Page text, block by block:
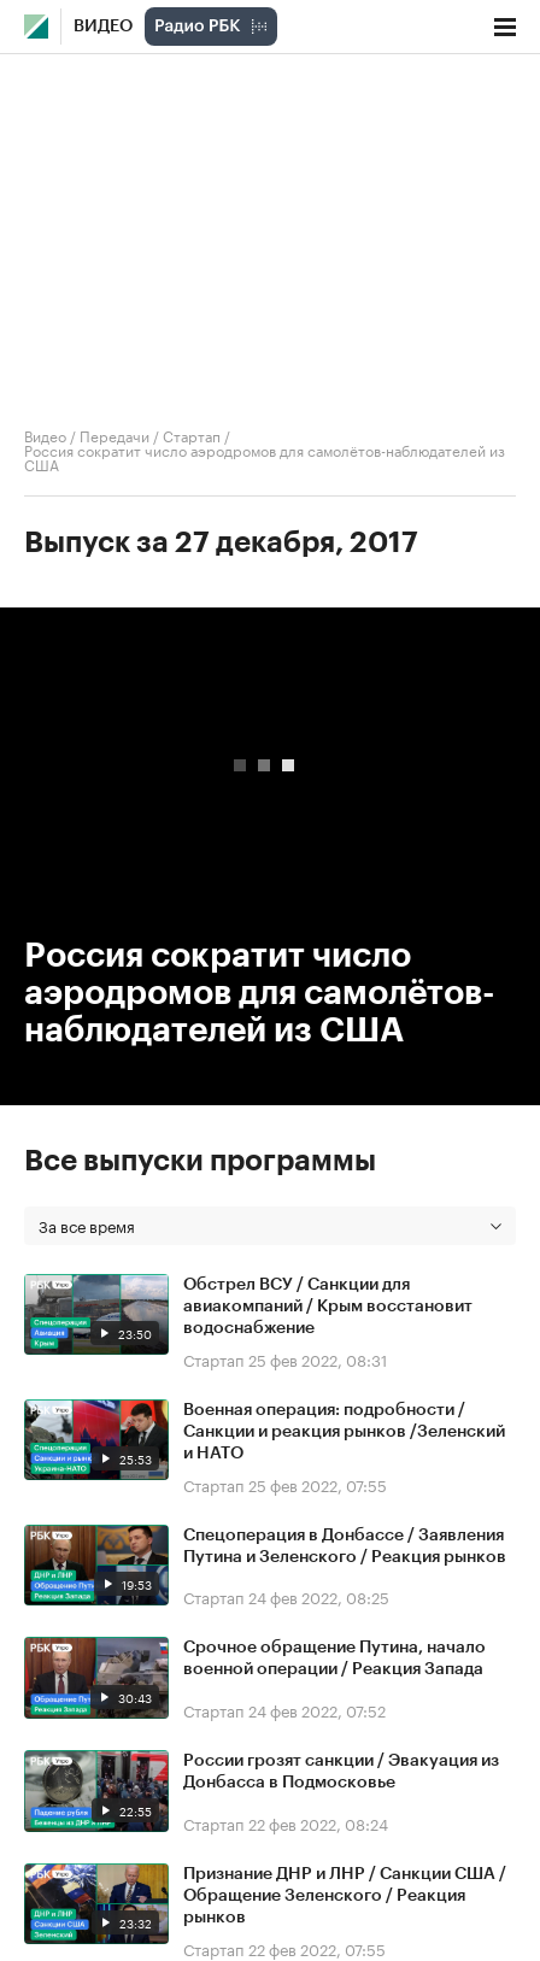
ВИДЕО
Видео / Передачи /Стартап /
Россия сократит число аэродромов для самолётов-наблюдателей из
США
Выпуск за 27 декабря, 2017
Россия сократит число
аэродромов для самолётов-
наблюдателей из США
Все выпуски программы
За все время
23:50
Обстрел ВСУ / Санкции для
авиакомпаний / Крым восстановит
водоснабжение
Стартап 25 фев 2022, 08:31
25:53
Военная операция: подробности /
Санкции и реакция рынков /Зеленский
и НАТО
Стартап 25 фев 2022, 07:55
19:53
Спецоперация в Донбассе / Заявления
Путина и Зеленского / Реакция рынков
Стартап 24 фев 2022, 08:25
30:43
Срочное обращение Путина, начало
военной операции / Реакция Запада
Стартап 24 фев 2022, 07:52
22:55
России грозят санкции / Эвакуация из
Донбасса в Подмосковье
Стартап 22 фев 2022, 08:24
23:32
Признание ДНР и ЛНР / Санкции США /
Обращение Зеленского / Реакция
рынков
Стартап 22 фев 2022, 07:55